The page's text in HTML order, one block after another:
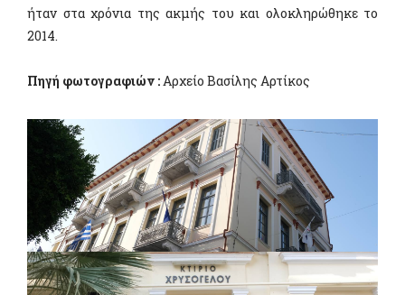
ήταν στα χρόνια της ακμής του και ολοκληρώθηκε το
2014.
Πηγή φωτογραφιών :Αρχείο Βασίλης Αρτίκος